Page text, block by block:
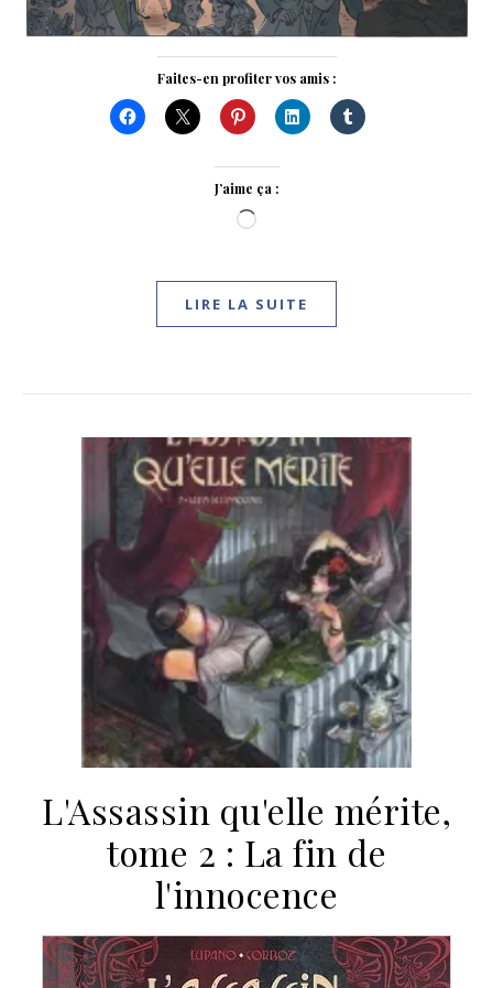
Faites-en profiter vos amis :
J’aime ça :
Chargement…
LIRE LA SUITE
L'Assassin qu'elle mérite,
tome 2 : La fin de
l'innocence